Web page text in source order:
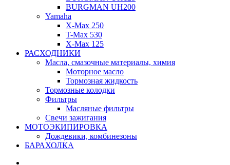
BURGMAN UH200
Yamaha
X-Max 250
T-Max 530
X-Max 125
РАСХОДНИКИ
Масла, смазочные материалы, химия
Моторное масло
Тормозная жидкость
Тормозные колодки
Фильтры
Масляные фильтры
Свечи зажигания
МОТОЭКИПИРОВКА
Дождевики, комбинезоны
БАРАХОЛКА